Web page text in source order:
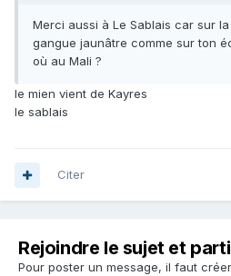
Merci aussi à Le Sablais car sur
gangue jaunâtre comme sur ton
où au Mali ?
le mien vient de Kayres
le sablais
Citer
Rejoindre le sujet et
Pour poster un message, il faut